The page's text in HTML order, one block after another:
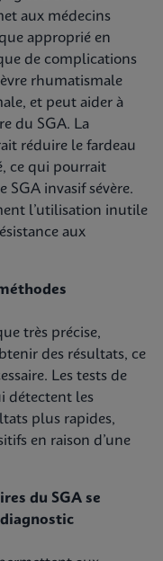
aux médecins
approprié en
de complications
rhumatismale
et peut aider à
du SGA. La
réduire le fardeau
ce qui pourrait
SGA invasif sévère.
l’utilisation inutile
aux
très précise,
des résultats, ce
Les tests de
détectent les
plus rapides,
en raison d’une
du SGA se